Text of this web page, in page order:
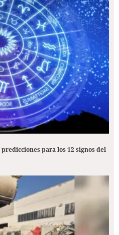
para los 12 signos del